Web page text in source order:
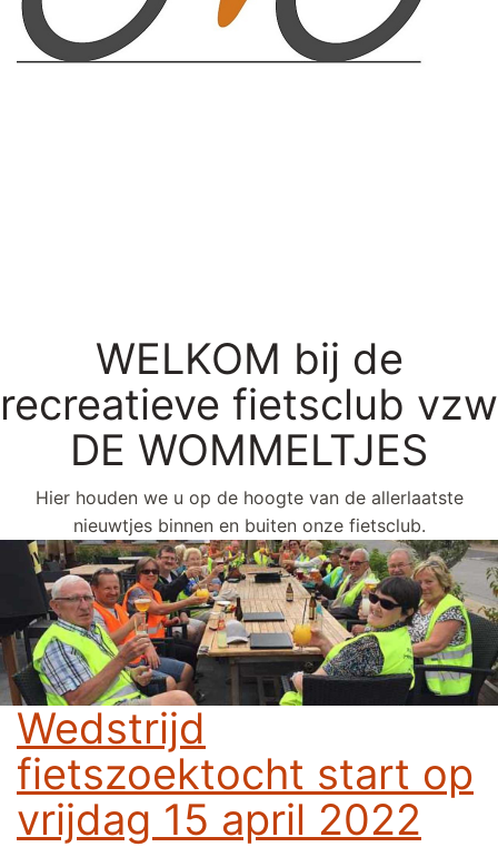
WELKOM bij de
recreatieve fietsclub vzw
DE WOMMELTJES
Hier houden we u op de hoogte van de allerlaatste
nieuwtjes binnen en buiten onze fietsclub.
Wedstrijd
fietszoektocht start op
vrijdag 15 april 2022